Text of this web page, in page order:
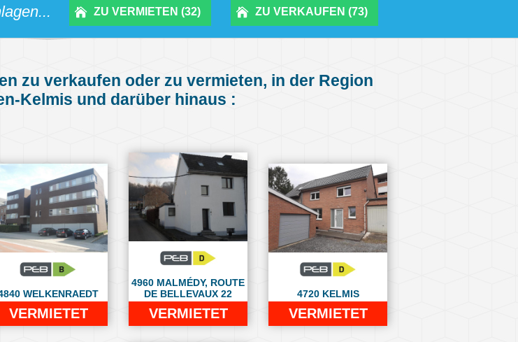
ZU VERKAUFEN (73)
ZU VERMIETEN (32)
zu verkaufen oder zu vermieten, in der Region
Kelmis und darüber hinaus :
WELKENRAEDT
VERMIETET
4960 MALMÉDY, ROUTE
DE BELLEVAUX 22
VERMIETET
4720 KELMIS
VERMIETET